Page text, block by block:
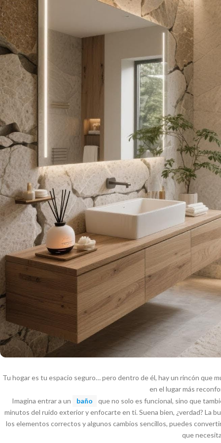
Tu hogar es tu espacio seguro… pero dentro de él, hay un rincón que
en el lugar más
Imagina entrar a un
baño
que no solo es funcional, sino que
minutos del ruido exterior y enfocarte en ti. Suena bien, ¿verdad? La
los elementos correctos y algunos cambios sencillos, puedes
que